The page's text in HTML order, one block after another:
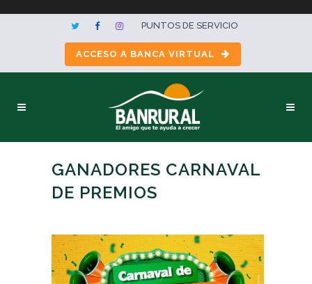
PUNTOS DE SERVICIO
ACCESO A BANCA VIRTUAL
GANADORES CARNAVAL
DE PREMIOS